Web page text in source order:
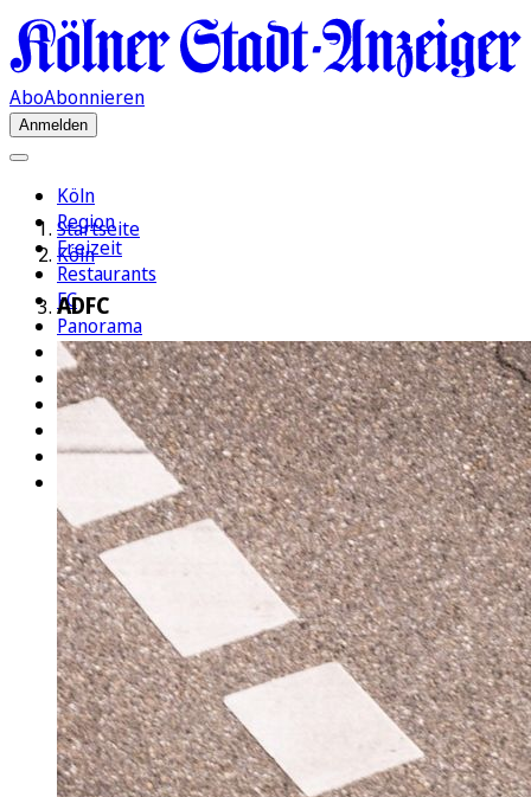
AboAbonnieren
Anmelden
Köln
Region
Freizeit
Restaurants
FC
Panorama
Politik
Wirtschaft
Kultur
Newsletter
Startseite
Köln
ADFC